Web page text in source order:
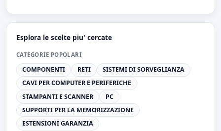
Esplora le scelte piu' cercate
CATEGORIE POPOLARI
COMPONENTI RETI
SISTEMI DI SORVEGLIANZA
CAVI PER COMPUTER E PERIFERICHE
STAMPANTI E SCANNER
PC
SUPPORTI PER LA MEMORIZZAZIONE
ESTENSIONI GARANZIA